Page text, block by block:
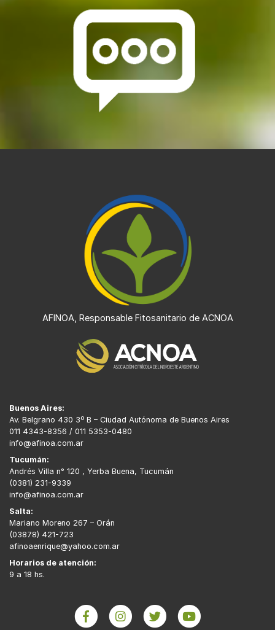
AFINOA, Responsable Fitosanitario de ACNOA
Buenos Aires:
Av. Belgrano 430 3º B – Ciudad Autónoma de Buenos Aires
011 4343-8356 / 011 5353-0480
info@afinoa.com.ar
Tucumán:
Andrés Villa n° 120 , Yerba Buena, Tucumán
(0381) 231-9339
info@afinoa.com.ar
Salta:
Mariano Moreno 267 – Orán
(03878) 421-723
afinoaenrique@yahoo.com.ar
Horarios de atención:
9 a 18 hs.